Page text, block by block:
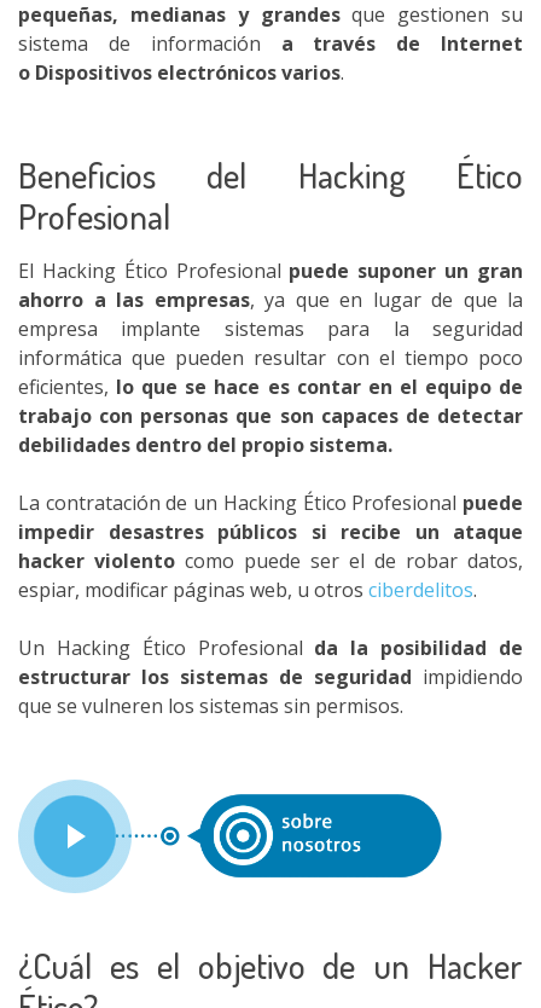
pequeñas, medianas y grandesque gestionen su
sistema de información a través de Internet
o Dispositivos electrónicos varios.
Beneficios del Hacking Ético
Profesional
El Hacking Ético Profesional puede suponer un gran
ahorro a las empresas, ya que en lugar de que la
empresa implante sistemas para la seguridad
informática que pueden resultar con el tiempo poco
eficientes, lo que se hace es contar en el equipo de
trabajo con personas que son capaces de detectar
debilidades dentro del propio sistema.
La contratación de un Hacking Ético Profesional puede
impedir desastres públicos si recibe un ataque
hacker violento como puede ser el de robar datos,
espiar, modificar páginas web, u otros ciberdelitos.
Un Hacking Ético Profesional da la posibilidad de
estructurar los sistemas de seguridad impidiendo
que se vulneren los sistemas sin permisos.
¿Cuál es el objetivo de un Hacker